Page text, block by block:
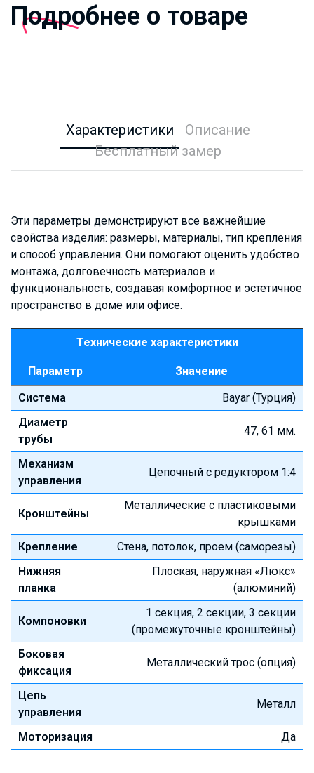
Подробнее о товаре
Характеристики
Описание
Бесплатный замер
Эти параметры демонстрируют все важнейшие
свойства изделия: размеры, материалы, тип крепления
и способ управления. Они помогают оценить удобство
монтажа, долговечность материалов и
функциональность, создавая комфортное и эстетичное
пространство в доме или офисе.
Технические характеристики
Параметр
Значение
Система
Bayar (Турция)
Диаметр
трубы
47, 61 мм.
Механизм
управления
Цепочный с редуктором 1:4
Кронштейны
Металлические с пластиковыми
крышками
Крепление
Стена, потолок, проем (саморезы)
Нижняя
планка
Плоская, наружная «Люкс»
(алюминий)
Компоновки
1 секция, 2 секции, 3 секции
(промежуточные кронштейны)
Боковая
фиксация
Металлический трос (опция)
Цепь
управления
Металл
Моторизация Да